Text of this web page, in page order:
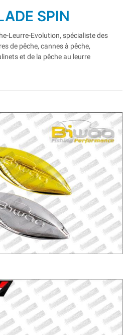
SPIN
Leurre-Evolution, spécialiste des
de pêche, cannes à pêche,
et de la pêche au leurre